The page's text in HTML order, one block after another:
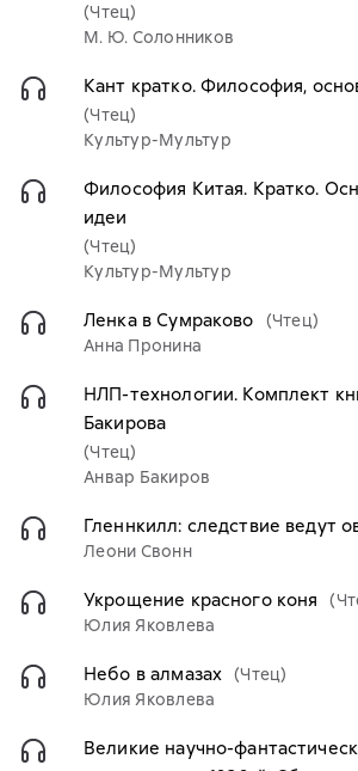
(Чтец)
М. Ю. Солонников
Кант кратко. Философия,
(Чтец)
Культур-Мультур
Философия Китая. Кратко.
идеи
(Чтец)
Культур-Мультур
Ленка в Сумраково
(Чтец)
Анна Пронина
НЛП-технологии. Комплект
Бакирова
(Чтец)
Анвар Бакиров
Гленнкилл: следствие ведут
Леони Свонн
Укрощение красного коня
Юлия Яковлева
Небо в алмазах (Чтец)
Юлия Яковлева
Великие научно-